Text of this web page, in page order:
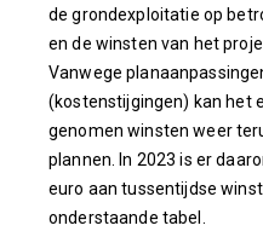
de grondexploitatie op
en de winsten van het
Vanwege
(kostenstijgingen) kan het
genomen winsten weer
plannen. In 2023 is er
euro aan tussentijdse
onderstaande tabel.